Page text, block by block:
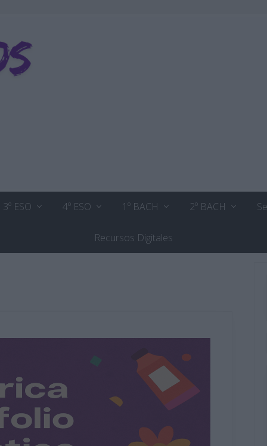
3º ESO 4º ESO 1º BACH 2º BACH
Recursos Digitales